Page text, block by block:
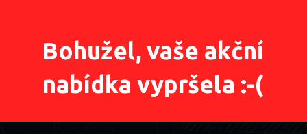
Bohužel, vaše akční
nabídka vypršela :-(